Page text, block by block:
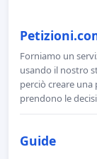
Forniamo un
usando il nostro
perciò creare
prendono le
Guide